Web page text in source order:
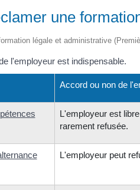
une
légale et administrative
l'employeur est indispensable.
Accord ou non de
L'employeur est
rarement refusée.
L'employeur peut